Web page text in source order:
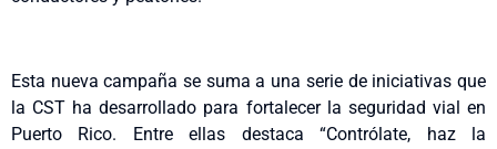
Esta nueva campaña se suma a una serie de iniciativas que
la CST ha desarrollado para fortalecer la seguridad vial en
Puerto Rico. Entre ellas destaca “Contrólate, haz la